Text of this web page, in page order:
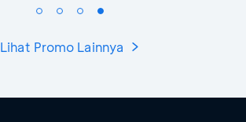
Lihat Promo Lainnya